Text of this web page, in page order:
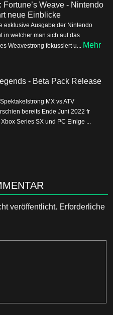
Fortune’s Weave - Nintendo
neue Einblicke
exklusive Ausgabe der Nintendo
in welcher man sich auf das
Weavestrong fokussiert u... Mehr
- Beta Pack Release
MX vs ATV
bereits Ende Juni 2022 fr
Series SX und PC Einige ...
veröffentlicht. Erforderliche